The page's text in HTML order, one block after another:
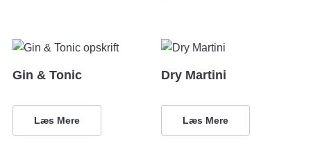
Gin & Tonic
Læs Mere
Dry Martini
Læs Mere